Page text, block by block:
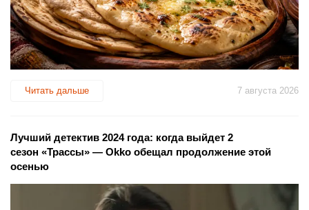
Читать дальше 7 августа 2026
Лучший детектив 2024 года: когда выйдет 2
сезон «Трассы» — Okko обещал продолжение этой
осенью